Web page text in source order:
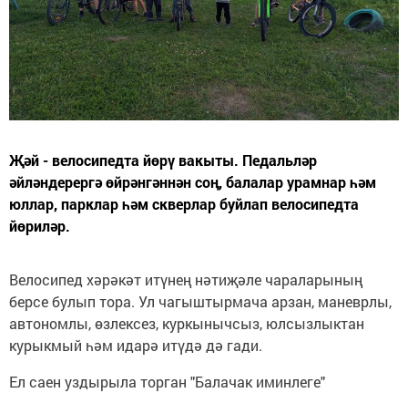
Җәй - велосипедта йөрү вакыты. Педальләр
әйләндерергә өйрәнгәннән соң, балалар урамнар һәм
юллар, парклар һәм скверлар буйлап велосипедта
йөриләр.
Велосипед хәрәкәт итүнең нәтиҗәле чараларының
берсе булып тора. Ул чагыштырмача арзан, маневрлы,
автономлы, өзлексез, куркынычсыз, юлсызлыктан
курыкмый һәм идарә итүдә дә гади.
Ел саен уздырыла торган "Балачак иминлеге"